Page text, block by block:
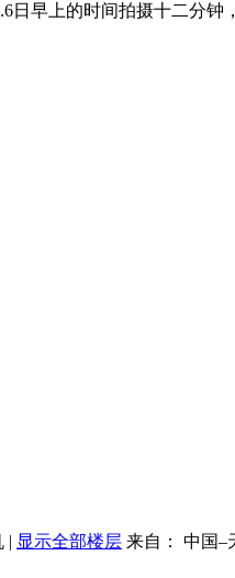
日早上的时间拍摄十二分钟
| 显示全部楼层 来自： 中国–